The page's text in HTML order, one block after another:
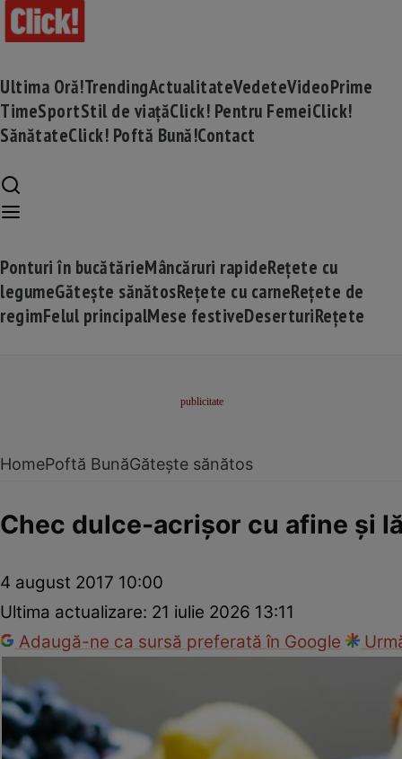
Ultima Oră!TrendingActualitateVedeteVideoPrime
TimeSportStil de viațăClick! Pentru FemeiClick!
SănătateClick! Poftă Bună!Contact
Ponturi în bucătărieMâncăruri rapideRețete cu
legumeGătește sănătosRețete cu carneRețete de
regimFelul principalMese festiveDeserturiRețete
HomePoftă BunăGătește sănătos
Chec dulce-acrişor cu afine şi
4 august 2017 10:00
Ultima actualizare: 21 iulie 2026 13:11
Adaugă-ne ca sursă preferată în Google